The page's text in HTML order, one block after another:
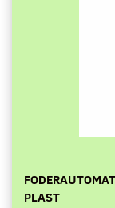
PLAST